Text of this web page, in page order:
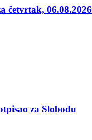
četvrtak, 06.08.2026
za Slobodu